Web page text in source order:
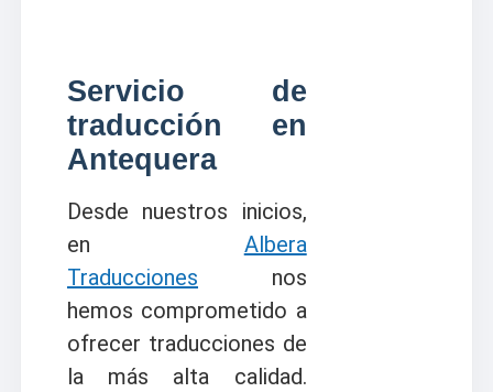
Servicio de
traducción en
Antequera
Desde nuestros inicios,
en Albera
Traducciones nos
hemos comprometido a
ofrecer traducciones de
la más alta calidad.